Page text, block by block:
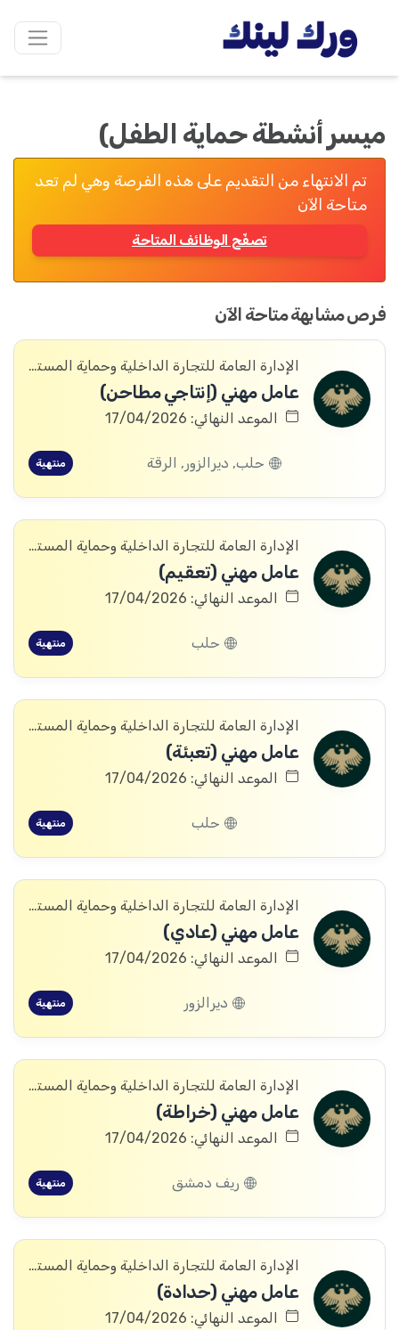
ميسر أنشطة حماية الطفل)
تم الانتهاء من التقديم على هذه الفرصة وهي لم تعد
متاحة الآن
تصفّح الوظائف المتاحة
فرص مشابهة متاحة الآن
الإدارة العامة للتجارة الداخلية وحماية المستهلك
عامل مهني (إنتاجي مطاحن)
الموعد النهائي: 17/04/2026
حلب, ديرالزور, الرقة منتهية
الإدارة العامة للتجارة الداخلية وحماية المستهلك
عامل مهني (تعقيم)
الموعد النهائي: 17/04/2026
حلب منتهية
الإدارة العامة للتجارة الداخلية وحماية المستهلك
عامل مهني (تعبئة)
الموعد النهائي: 17/04/2026
حلب منتهية
الإدارة العامة للتجارة الداخلية وحماية المستهلك
عامل مهني (عادي)
الموعد النهائي: 17/04/2026
ديرالزور منتهية
الإدارة العامة للتجارة الداخلية وحماية المستهلك
عامل مهني (خراطة)
الموعد النهائي: 17/04/2026
ريف دمشق منتهية
الإدارة العامة للتجارة الداخلية وحماية المستهلك
عامل مهني (حدادة)
الموعد النهائي: 17/04/2026